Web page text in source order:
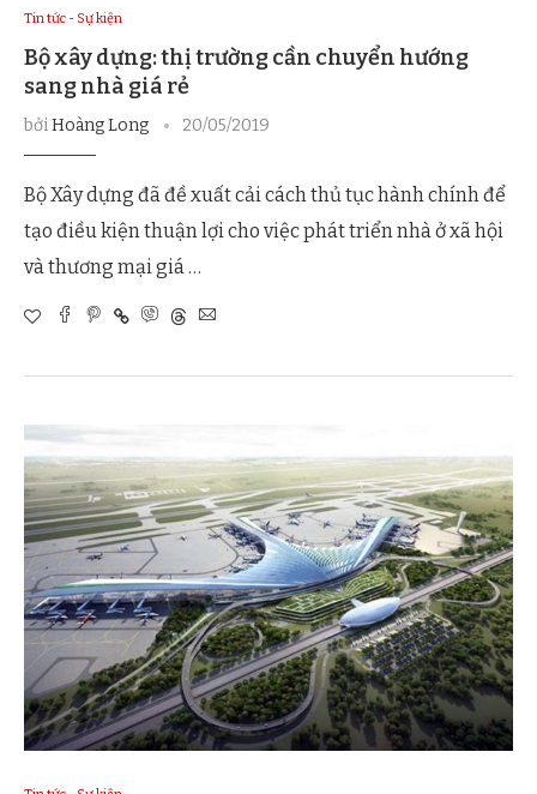
Tin tức - Sự kiện
Bộ xây dựng: thị trường cần chuyển hướng
sang nhà giá rẻ
bởiHoàng Long 20/05/2019
Bộ Xây dựng đã đề xuất cải cách thủ tục hành chính để
tạo điều kiện thuận lợi cho việc phát triển nhà ở xã hội
và thương mại giá …